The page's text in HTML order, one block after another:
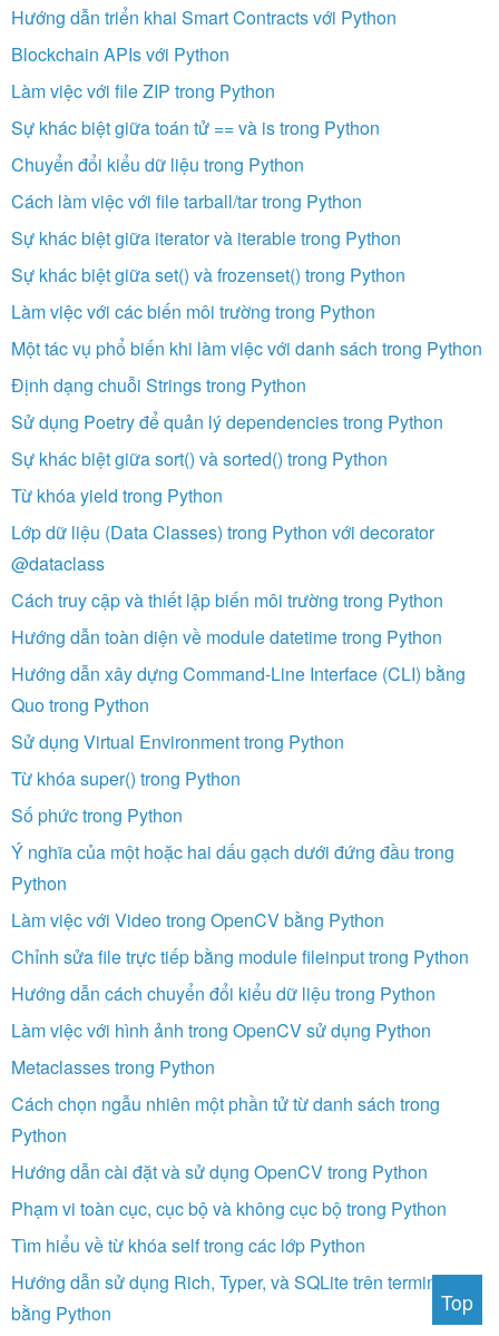
Hướng dẫn triển khai Smart Contracts với Python
Blockchain APIs với Python
Làm việc với file ZIP trong Python
Sự khác biệt giữa toán tử == và is trong Python
Chuyển đổi kiểu dữ liệu trong Python
Cách làm việc với file tarball/tar trong Python
Sự khác biệt giữa iterator và iterable trong Python
Sự khác biệt giữa set() và frozenset() trong Python
Làm việc với các biến môi trường trong Python
Một tác vụ phổ biến khi làm việc với danh sách trong Python
Định dạng chuỗi Strings trong Python
Sử dụng Poetry để quản lý dependencies trong Python
Sự khác biệt giữa sort() và sorted() trong Python
Từ khóa yield trong Python
Lớp dữ liệu (Data Classes) trong Python với decorator
@dataclass
Cách truy cập và thiết lập biến môi trường trong Python
Hướng dẫn toàn diện về module datetime trong Python
Hướng dẫn xây dựng Command-Line Interface (CLI) bằng
Quo trong Python
Sử dụng Virtual Environment trong Python
Từ khóa super() trong Python
Số phức trong Python
Ý nghĩa của một hoặc hai dấu gạch dưới đứng đầu trong
Python
Làm việc với Video trong OpenCV bằng Python
Chỉnh sửa file trực tiếp bằng module fileinput trong Python
Hướng dẫn cách chuyển đổi kiểu dữ liệu trong Python
Làm việc với hình ảnh trong OpenCV sử dụng Python
Metaclasses trong Python
Cách chọn ngẫu nhiên một phần tử từ danh sách trong
Python
Hướng dẫn cài đặt và sử dụng OpenCV trong Python
Phạm vi toàn cục, cục bộ và không cục bộ trong Python
Tìm hiểu về từ khóa self trong các lớp Python
Hướng dẫn sử dụng Rich, Typer, và SQLite trên terminal
bằng Python
Top